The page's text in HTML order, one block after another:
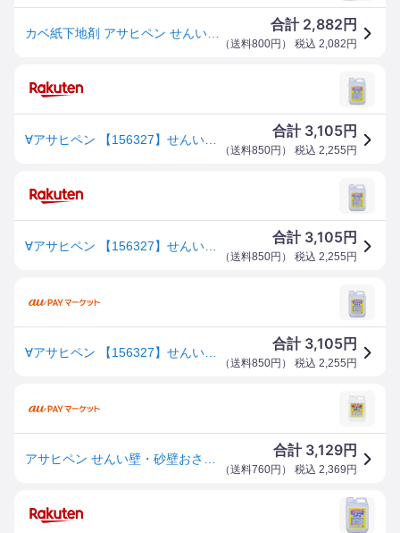
合計 2,882 円
（送料800円 ） 税込 2,082 円
合計 3,105円
（送料850円 ） 税込 2,255 円
合計 3,105円
（送料850円 ） 税込 2,255 円
合計 3,105円
（送料850円 ） 税込 2,255 円
合計 3,129円
（送料760円 ） 税込 2,369 円